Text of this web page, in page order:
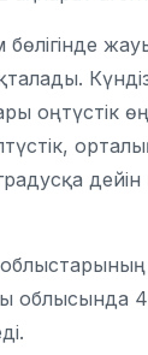
бөлігінде
оңтүстік
облысында